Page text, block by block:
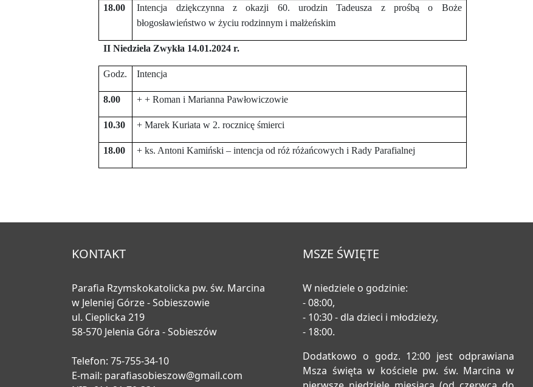
18.00
Intencja dziękczynna z okazji 60. urodzin Tadeusza z prośbą o Boże
błogosławieństwo w życiu rodzinnym i małżeńskim
II Niedziela Zwykła 14.01.2024 r.
Godz. Intencja
8.00 + + Roman i Marianna Pawłowiczowie
10.30 + Marek Kuriata w 2. rocznicę śmierci
18.00 + ks. Antoni Kamiński – intencja od róż różańcowych i Rady Parafialnej
KONTAKT
Parafia Rzymskokatolicka pw. św. Marcina
w Jeleniej Górze - Sobieszowie
ul. Cieplicka 219
58-570 Jelenia Góra - Sobieszów
Telefon: 75-755-34-10
E-mail: parafiasobieszow@gmail.com
MSZE ŚWIĘTE
W niedziele o godzinie:
- 08:00,
- 10:30 - dla dzieci i młodzieży,
- 18:00.
Dodatkowo o godz. 12:00 jest odprawiana
Msza święta w kościele pw. św. Marcina w